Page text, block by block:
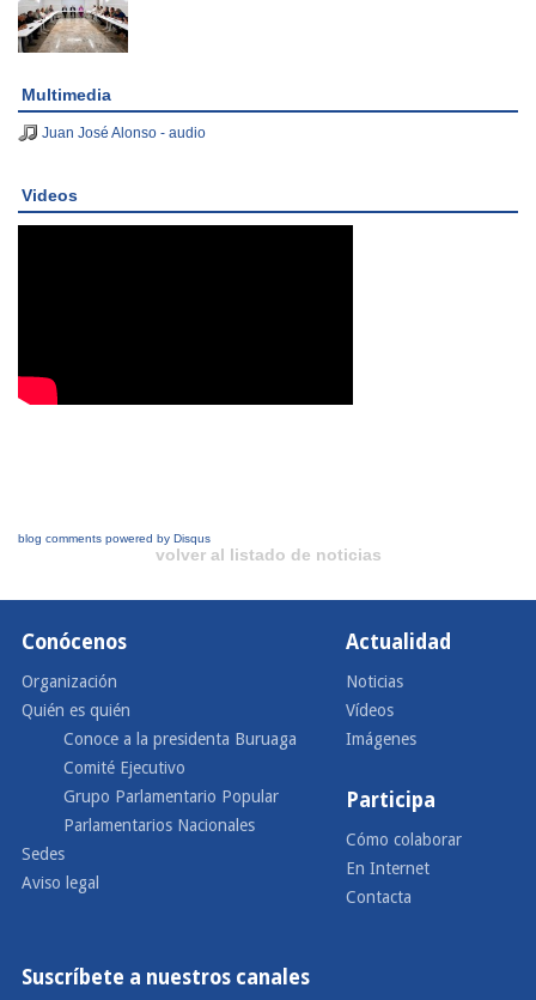
Multimedia
Juan José Alonso - audio
Videos
blog comments powered by Disqus
volver al listado de noticias
Conócenos
Organización
Quién es quién
Conoce a la presidenta Buruaga
Comité Ejecutivo
Grupo Parlamentario Popular
Parlamentarios Nacionales
Sedes
Aviso legal
Actualidad
Noticias
Vídeos
Imágenes
Participa
Cómo colaborar
En Internet
Contacta
Suscríbete a nuestros canales